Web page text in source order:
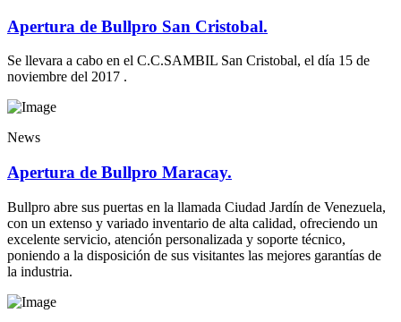
Apertura de Bullpro San Cristobal.
Se llevara a cabo en el C.C.SAMBIL San Cristobal, el día 15 de
noviembre del 2017 .
News
Apertura de Bullpro Maracay.
Bullpro abre sus puertas en la llamada Ciudad Jardín de Venezuela,
con un extenso y variado inventario de alta calidad, ofreciendo un
excelente servicio, atención personalizada y soporte técnico,
poniendo a la disposición de sus visitantes las mejores garantías de
la industria.